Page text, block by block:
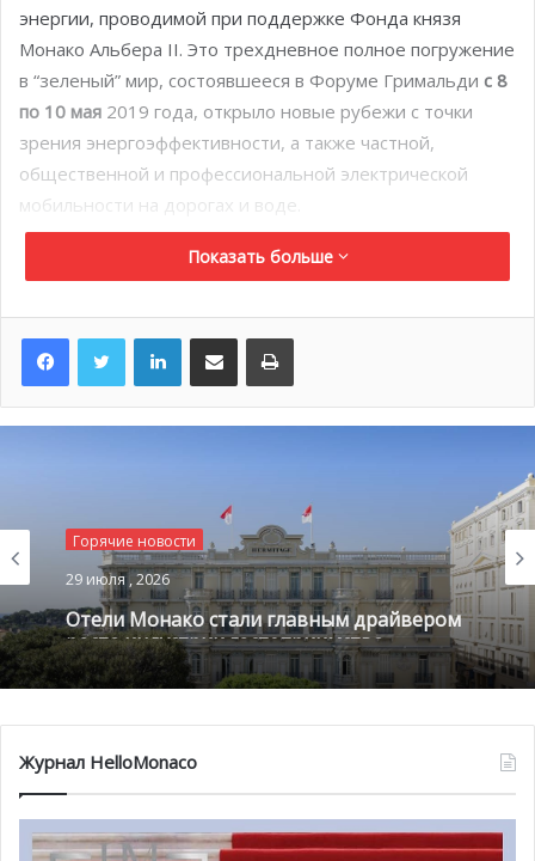
энергии, проводимой при поддержке Фонда князя
Монако Альбера II. Это трехдневное полное погружение
в “зеленый” мир, состоявшееся в Форуме Гримальди с 8
по 10 мая 2019 года, открыло новые рубежи с точки
зрения энергоэффективности, а также частной,
общественной и профессиональной электрической
мобильности на дорогах и воде.
Показать больше
LinkedInПоделиться по электронной почте Распечатать
Горячие новости
29 июля , 2026
Отели Монако стали главным драйвером
роста индустрии гостеприимства
Журнал HelloMonaco